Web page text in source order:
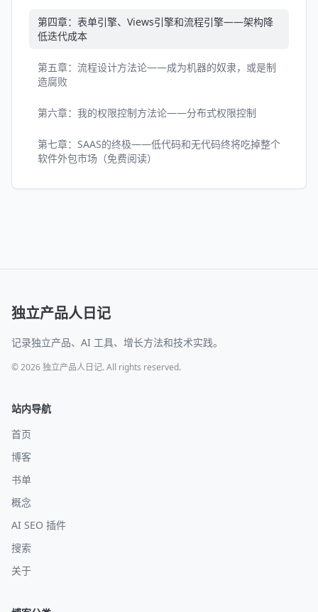
第四章：表单引擎、Views引擎和流程引擎——架构降
低迭代成本
第五章：流程设计方法论——成为机器的奴隶，或是制
造腐败
第六章：我的权限控制方法论——分布式权限控制
第七章：SAAS的终极——低代码和无代码终将吃掉整个
软件外包市场（免费阅读）
独立产品人日记
记录独立产品、AI 工具、增长方法和技术实践。
© 2026 独立产品人日记. All rights reserved.
站内导航
首页
博客
书单
概念
AI SEO 插件
搜索
关于